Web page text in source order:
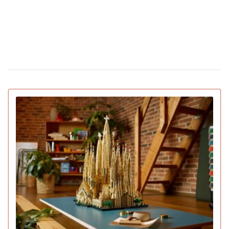
15 умирающих профессий, которым грозит
16 декабря 16:22 Pantone назвал главный цвет 2026 года:
символизирует спокойствие (видео)
10 декабря 17:33
Pornhub подвел итоги года: Украина в
топ-20 по просмотрам
04 декабря 15:38 YouTube объявил итоги 2025 года: лучший
блогер, подкаст, самая популярная тема и музыка
03 декабря 13:59 Ботокс стал самой популярной процедурой
среднего класса и создал тренд на «однородные лица»
01 декабря 17:43 Главным «словом» 2025 года стал термин, с
которым сталкивался каждый человек в интернете